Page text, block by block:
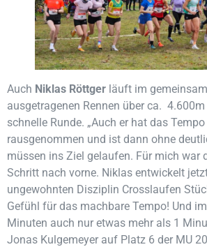
Auch Niklas Röttger läuft im
ausgetragenen Rennen über ca. 4.600m
schnelle Runde. „Auch er hat das
rausgenommen und ist dann ohne
müssen ins Ziel gelaufen. Für mich war
Schritt nach vorne. Niklas entwickelt
ungewohnten Disziplin Crosslaufen
Gefühl für das machbare Tempo! Und
Minuten auch nur etwas mehr als 1
Jonas Kulgemeyer auf Platz 6 der MU